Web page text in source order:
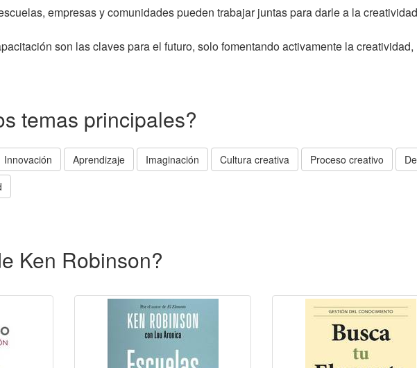
empresas y comunidades pueden trabajar juntas para darle a la
son las claves para el futuro, solo fomentando activamente la
temas principales?
Innovación Aprendizaje Imaginación Cultura creativa Proceso creativo
Ken Robinson?